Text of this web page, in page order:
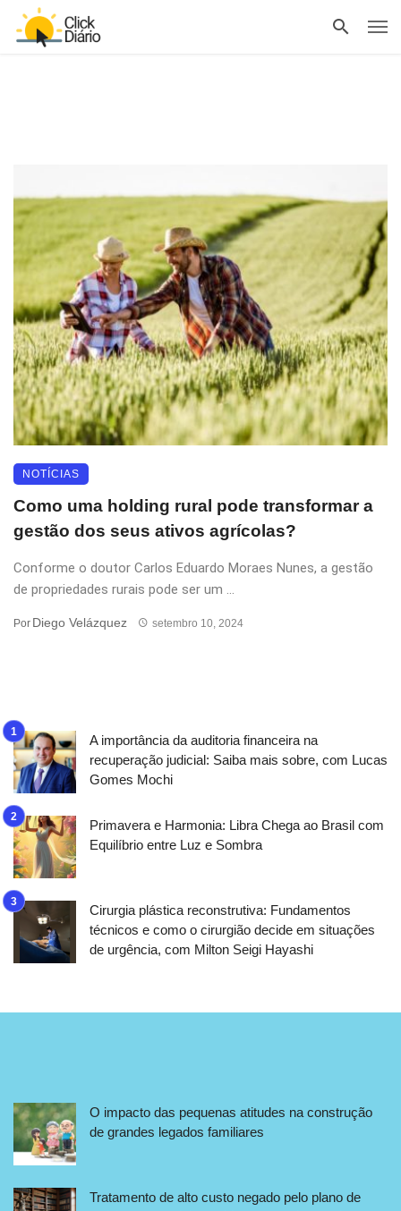
NOTÍCIAS
Como uma holding rural pode transformar a
gestão dos seus ativos agrícolas?
Conforme o doutor Carlos Eduardo Moraes Nunes, a gestão
de propriedades rurais pode ser um ...
Por Diego Velázquez setembro 10, 2024
A importância da auditoria financeira na
recuperação judicial: Saiba mais sobre, com Lucas
Gomes Mochi
Primavera e Harmonia: Libra Chega ao Brasil com
Equilíbrio entre Luz e Sombra
Cirurgia plástica reconstrutiva: Fundamentos
técnicos e como o cirurgião decide em situações
de urgência, com Milton Seigi Hayashi
O impacto das pequenas atitudes na construção
de grandes legados familiares
Tratamento de alto custo negado pelo plano de